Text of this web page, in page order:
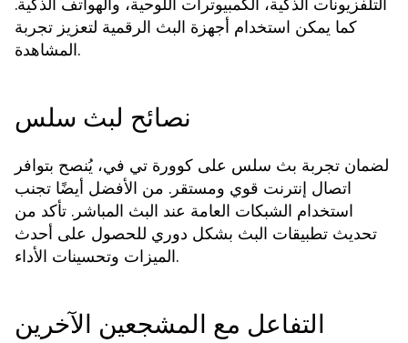
كما يمكن استخدام أجهزة البث الرقمية لتعزيز تجربة
المشاهدة.
نصائح لبث سلس
لضمان تجربة بث سلس على كوورة تي في، يُنصح بتوافر
اتصال إنترنت قوي ومستقر. من الأفضل أيضًا تجنب
استخدام الشبكات العامة عند البث المباشر. تأكد من
تحديث تطبيقات البث بشكل دوري للحصول على أحدث
الميزات وتحسينات الأداء.
التفاعل مع المشجعين الآخرين